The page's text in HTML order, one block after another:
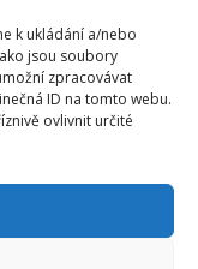
k ukládání a/nebo
jsou soubory
zpracovávat
ID na tomto webu.
ovlivnit určité